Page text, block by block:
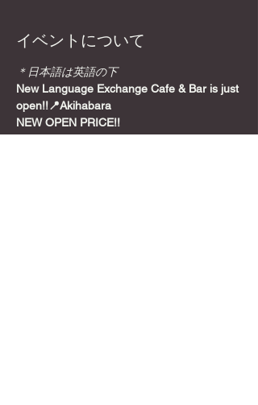
イベントについて
＊日本語は英語の下
New Language Exchange Cafe & Bar is just
open!!📍Akihabara
NEW OPEN PRICE!!